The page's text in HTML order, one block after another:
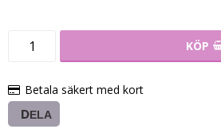
KÖP
Betala säkert med kort
DELA